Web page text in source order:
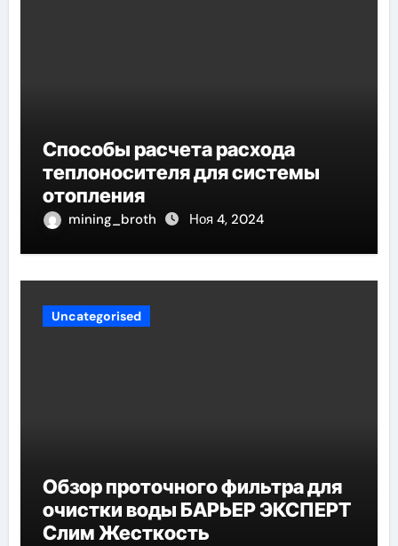
Способы расчета расхода
теплоносителя для системы
отопления
mining_broth Ноя 4, 2024
Uncategorised
Обзор проточного фильтра для
очистки воды БАРЬЕР ЭКСПЕРТ
Слим Жесткость